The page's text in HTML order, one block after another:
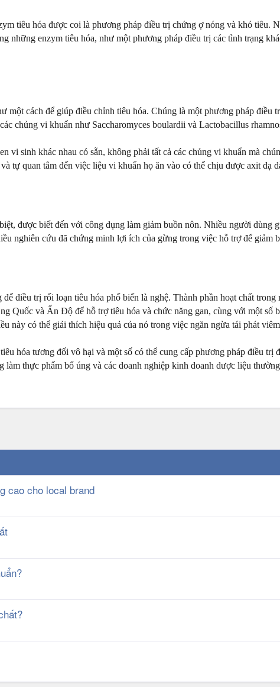
tiêu hóa được coi là phương pháp điều trị chứng ợ nóng và khó tiêu.
những enzym tiêu hóa, như một phương pháp điều trị các tình trạng
một cách để giúp điều chỉnh tiêu hóa. Chúng là một phương pháp
chủng vi khuẩn như Saccharomyces boulardii và Lactobacillus
vi sinh khác nhau có sẵn, không phải tất cả các chủng vi khuẩn mà
tự quan tâm đến việc liệu vi khuẩn họ ăn vào có thể chịu được axit dạ
được biết đến với công dụng làm giảm buồn nôn. Nhiều người dùng
nghiên cứu đã chứng minh lợi ích của gừng trong việc hỗ trợ để giảm
điều trị rối loạn tiêu hóa phổ biến là nghệ. Thành phần hoạt chất
Quốc và Ấn Độ để hỗ trợ tiêu hóa và chức năng gan, cùng với một số
này có thể giải thích hiệu quả của nó trong việc ngăn ngừa tái phát
hóa tương đối vô hại và một số có thể cung cấp phương pháp điều
làm thực phẩm bổ úng và các doanh nghiệp kinh doanh dược liệu
cao cho local brand